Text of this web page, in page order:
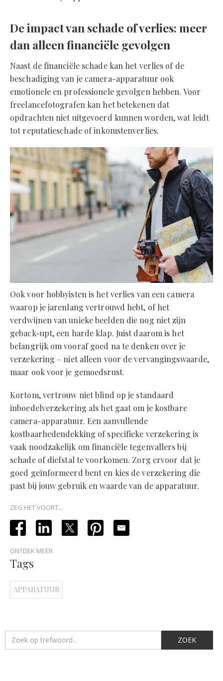
De impact van schade of verlies: meer
dan alleen financiële gevolgen
Naast de financiële schade kan het verlies of de
beschadiging van je camera-apparatuur ook
emotionele en professionele gevolgen hebben. Voor
freelancefotografen kan het betekenen dat
opdrachten niet uitgevoerd kunnen worden, wat leidt
tot reputatieschade of inkomstenverlies.
Ook voor hobbyisten is het verlies van een camera
waarop je jarenlang vertrouwd hebt, of het
verdwijnen van unieke beelden die nog niet zijn
geback-upt, een harde klap. Juist daarom is het
belangrijk om vooraf goed na te denken over je
verzekering – niet alleen voor de vervangingswaarde,
maar ook voor je gemoedsrust.
Kortom, vertrouw niet blind op je standaard
inboedelverzekering als het gaat om je kostbare
camera-apparatuur. Een aanvullende
kostbaarhedendekking of specifieke verzekering is
vaak noodzakelijk om financiële tegenvallers bij
schade of diefstal te voorkomen. Zorg ervoor dat je
goed geïnformeerd bent en kies de verzekering die
past bij jouw gebruik en waarde van de apparatuur.
ZEG HET VOORT...
ONTDEK MEER
Tags
APPARATUUR